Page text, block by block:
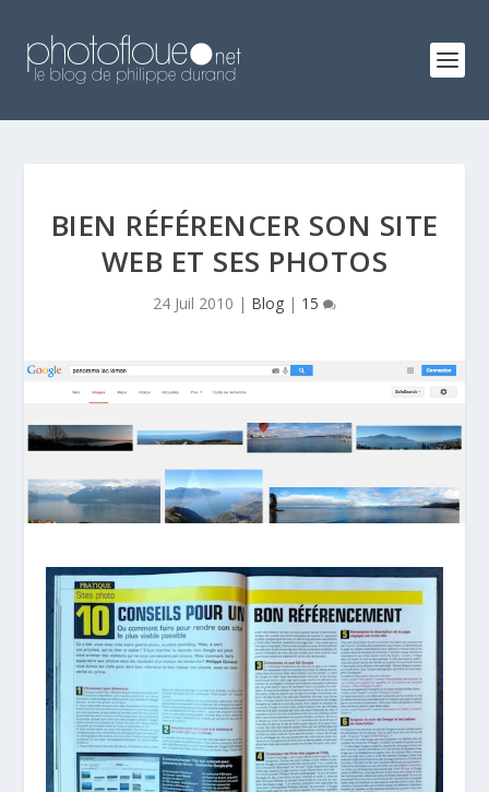
BIEN RÉFÉRENCER SON SITE
WEB ET SES PHOTOS
24 Juil 2010 | Blog | 15